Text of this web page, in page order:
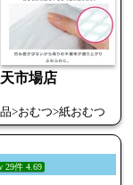
市場店
>おむつ>紙おむつ
29件 4.69